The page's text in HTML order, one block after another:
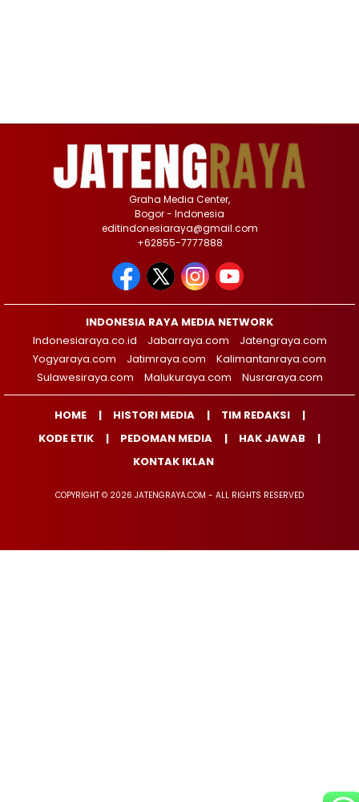
Graha Media Center,
Bogor - Indonesia
editindonesiaraya@gmail.com
+62855-7777888
INDONESIA RAYA MEDIA NETWORK
Indonesiaraya.co.id
Jabarraya.com
Jatengraya.com
Yogyaraya.com
Jatimraya.com
Kalimantanraya.com
Sulawesiraya.com
Malukuraya.com Nusraraya.com
HOME HISTORI MEDIA
TIM REDAKSI
KODE ETIK
PEDOMAN MEDIA
HAK JAWAB
KONTAK IKLAN
COPYRIGHT © 2026 JATENGRAYA.COM - ALL RIGHTS RESERVED